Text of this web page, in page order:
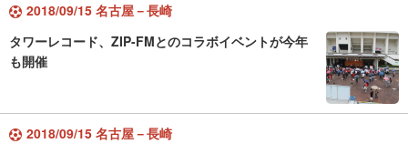
2018/09/15 名古屋－長崎
タワーレコード、ZIP-FMとのコラボイベントが今年
も開催
2018/09/15 名古屋－長崎